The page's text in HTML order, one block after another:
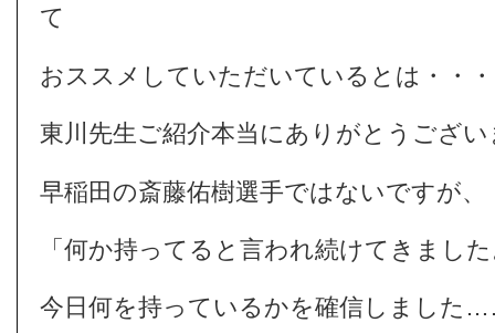
て
おススメしていただいているとは・・
東川先生ご紹介本当にありがとうござ
早稲田の斎藤佑樹選手ではないですが、
「何か持ってると言われ続けてきまし
今日何を持っているかを確信しました